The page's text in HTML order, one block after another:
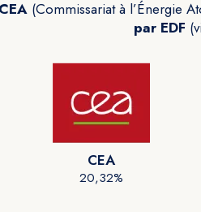
(Commissariat à l’Énergie
par EDF
CEA
20,32%